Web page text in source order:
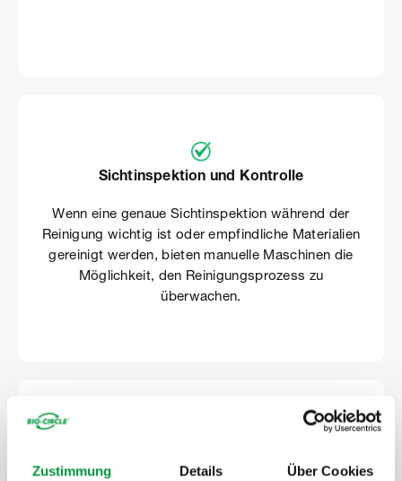
Zustimmung Details Über Cookies
Sichtinspektion und Kontrolle
Wenn eine genaue Sichtinspektion während der
Reinigung wichtig ist oder empfindliche Materialien
gereinigt werden, bieten manuelle Maschinen die
Möglichkeit, den Reinigungsprozess zu
überwachen.
Flexibilität